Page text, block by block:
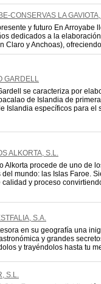
CONSERVAS LA
y futuro En Arroyabe
dedicados a la
Claro y Anchoas),
GARDELL
se caracteriza por
de Islandia de
Islandia específicos para el
ALKORTA, S.L.
Alkorta procede de uno de
del mundo: las Islas Faroe.
calidad y proceso
S.A.
en su geografía una
y grandes
y trayéndolos hasta tu
S.L.